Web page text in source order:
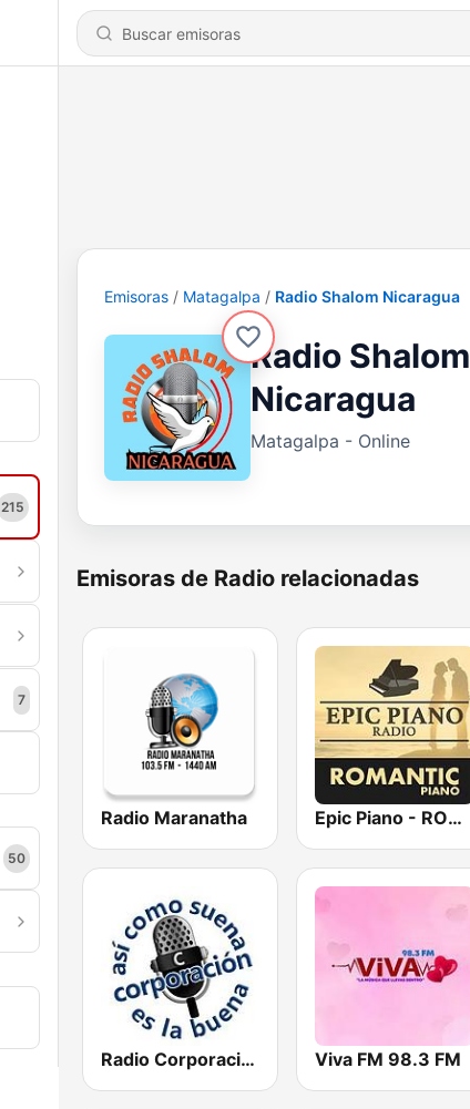
215
7
50
Emisoras Matagalpa Radio Shalom Nicaragua
Radio Shalom
Nicaragua
Matagalpa - Online
Emisoras de Radio relacionadas
Radio Maranatha Epic Piano - ROMANTIC PIANO
Radio Corporación (YNOW) Viva FM 98.3 FM